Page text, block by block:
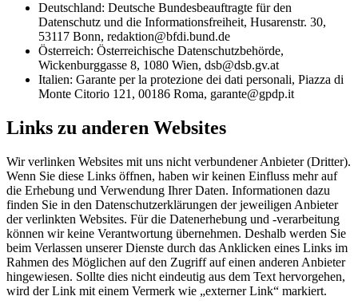
Deutschland: Deutsche Bundesbeauftragte für den
Datenschutz und die Informationsfreiheit, Husarenstr. 30,
53117 Bonn, redaktion@bfdi.bund.de
Österreich: Österreichische Datenschutzbehörde,
Wickenburggasse 8, 1080 Wien, dsb@dsb.gv.at
Italien: Garante per la protezione dei dati personali, Piazza di
Monte Citorio 121, 00186 Roma, garante@gpdp.it
Links zu anderen Websites
Wir verlinken Websites mit uns nicht verbundener Anbieter (Dritter).
Wenn Sie diese Links öffnen, haben wir keinen Einfluss mehr auf
die Erhebung und Verwendung Ihrer Daten. Informationen dazu
finden Sie in den Datenschutzerklärungen der jeweiligen Anbieter
der verlinkten Websites. Für die Datenerhebung und -verarbeitung
können wir keine Verantwortung übernehmen. Deshalb werden Sie
beim Verlassen unserer Dienste durch das Anklicken eines Links im
Rahmen des Möglichen auf den Zugriff auf einen anderen Anbieter
hingewiesen. Sollte dies nicht eindeutig aus dem Text hervorgehen,
wird der Link mit einem Vermerk wie „externer Link“ markiert.